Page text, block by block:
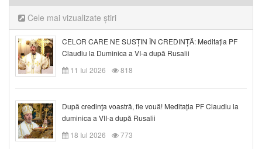
Cele mai vizualizate știri
CELOR CARE NE SUSȚIN ÎN CREDINȚĂ: Meditația PF
Claudiu la Duminica a VI-a după Rusalii
11 Iul 2026
818
După credinţa voastră, fie vouă! Meditația PF Claudiu la
duminica a VII-a după Rusalii
18 Iul 2026
773